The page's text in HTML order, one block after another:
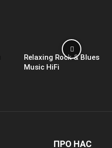
Relaxing Rock & Blues
Music HiFi
ПРО НАС